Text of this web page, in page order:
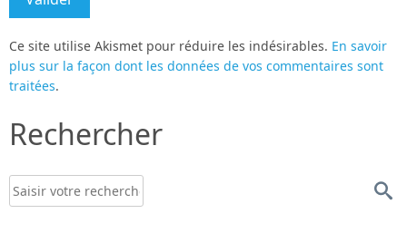
Ce site utilise Akismet pour réduire les indésirables. En savoir
plus sur la façon dont les données de vos commentaires sont
traitées.
Rechercher